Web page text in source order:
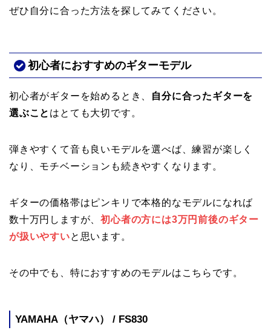
ぜひ自分に合った方法を探してみてください。
初心者におすすめのギターモデル
初心者がギターを始めるとき、
自分に合ったギターを
選ぶこと はとても大切です。
弾きやすくて音も良いモデルを選べば、練習が楽しく
なり、モチベーションも続きやすくなります。
ギターの価格帯はピンキリで本格的なモデルになれば
数十万円しますが、初心者の方には3万円前後のギター
が扱いやすいと思います。
その中でも、特におすすめのモデルはこちらです。
YAMAHA（ヤマハ） / FS830